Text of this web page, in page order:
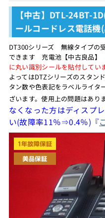
【中古】DTL-24BT-
ールコードレス電話機
DT300シリーズ 無線タイプの
できます 充電池【中古良品】
に丸い識別シールを貼付してい
よってはDTZシリーズのスタン
タン数や色表記をラベルライタ
ざいます。使用上の問題はあり
なくなった方はディスプ
い(故障率11％⇒0.4％)『